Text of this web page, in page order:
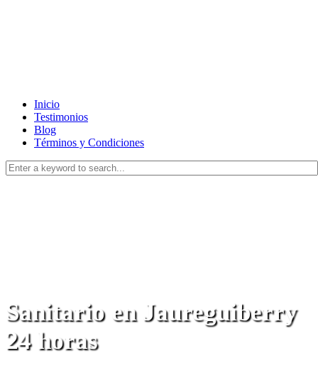
Inicio
Testimonios
Blog
Términos y Condiciones
Sanitario en Jaureguiberry
24 horas